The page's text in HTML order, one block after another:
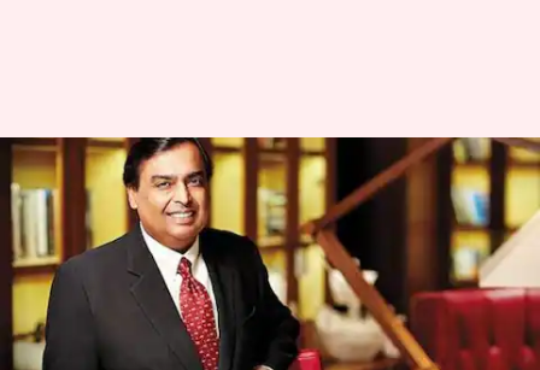
இந்தியாவின்
பணக்காரர்களில் முகேஷ்
அம்பானி தொடர்ந்து
முதலிடத்தில் உள்ளார்,
இரண்டாமிடத்தில்
அதானி